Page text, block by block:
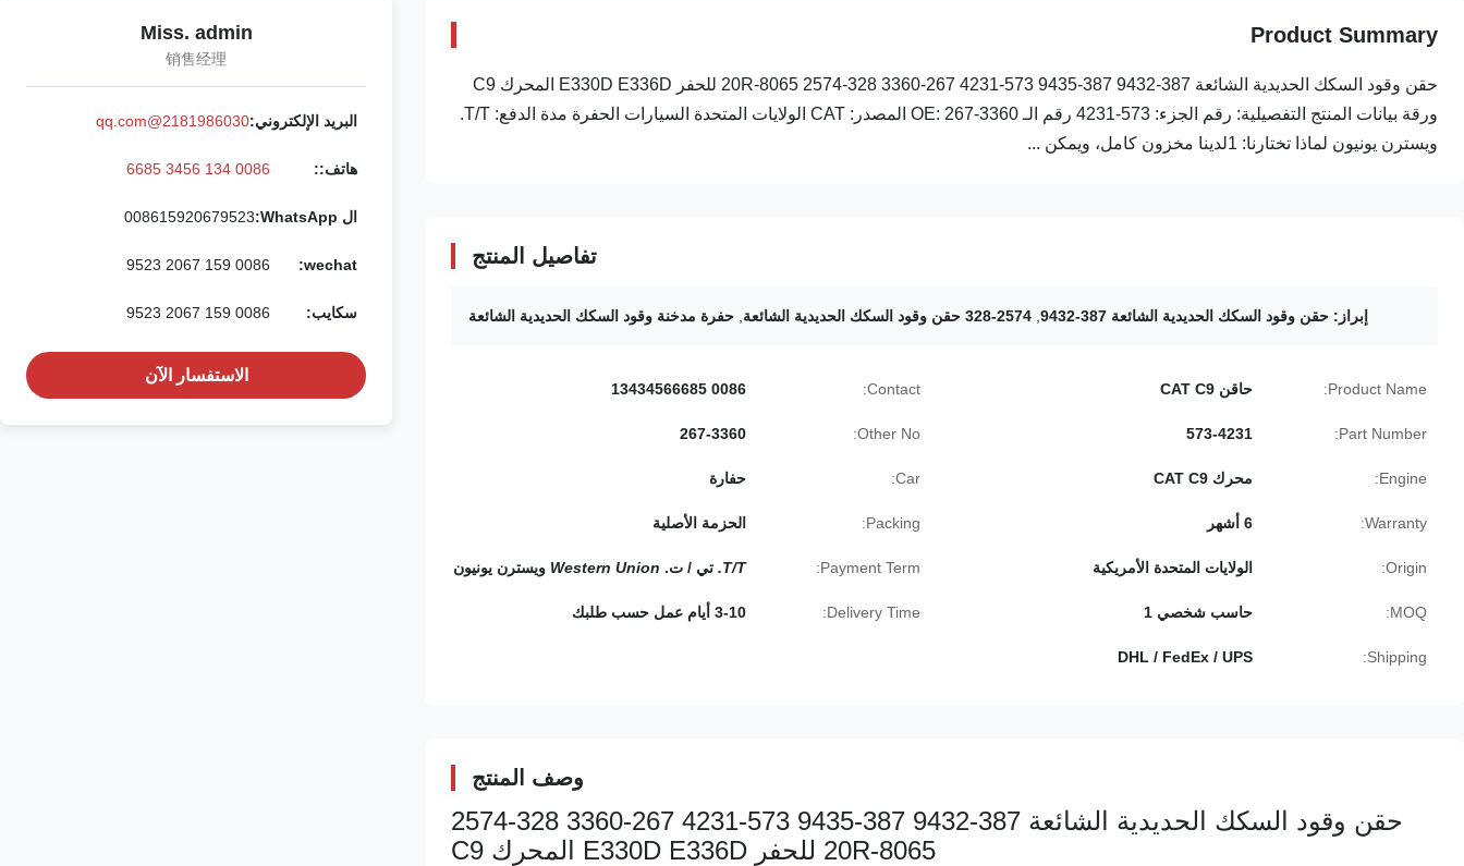
Product Summary
حقن وقود السكك الحديدية الشائعة 387-9432 387-9435 573-4231 267-3360 328-2574 20R-8065 للحفر E330D E336D المحرك C9
ورقة بيانات المنتج التفصيلية: رقم الجزء: 573-4231 رقم الـ OE: 267-3360 المصدر: CAT الولايات المتحدة السيارات الحفرة مدة الدفع: T/T.
ويسترن يونيون لماذا تختارنا: 1لدينا مخزون كامل، ويمكن ...
تفاصيل المنتج
إبراز: حقن وقود السكك الحديدية الشائعة 387-9432 328-2574 حقن وقود السكك الحديدية الشائعة حفرة مدخنة وقود السكك الحديدية الشائعة
Product Name: حاقن CAT C9 Contact:
0086 13434566685
Part Number:
573-4231
Other No:
267-3360
Engine: محرك CAT C9 Car: حفارة
Warranty: 6 أشهر Packing: الحزمة الأصلية
Origin: الولايات المتحدة الأمريكية Payment Term:
T/T. تي / ت. Western Union ويسترن يونيون
MOQ: حاسب شخصي 1 Delivery Time: 3-10 أيام عمل حسب طلبك
Shipping:
DHL / FedEx / UPS
وصف المنتج
حقن وقود السكك الحديدية الشائعة 387-9432 387-9435 573-4231 267-3360 328-2574
20R-8065 للحفر E330D E336D المحرك C9
Miss. admin
销售经理
البريد الإلكتروني:2181986030@qq.com
هاتف:: 0086 134 3456 6685
ال WhatsApp: 008615920679523
wechat:
0086 159 2067 9523
سكايب: 0086 159 2067 9523
الاستفسار الآن